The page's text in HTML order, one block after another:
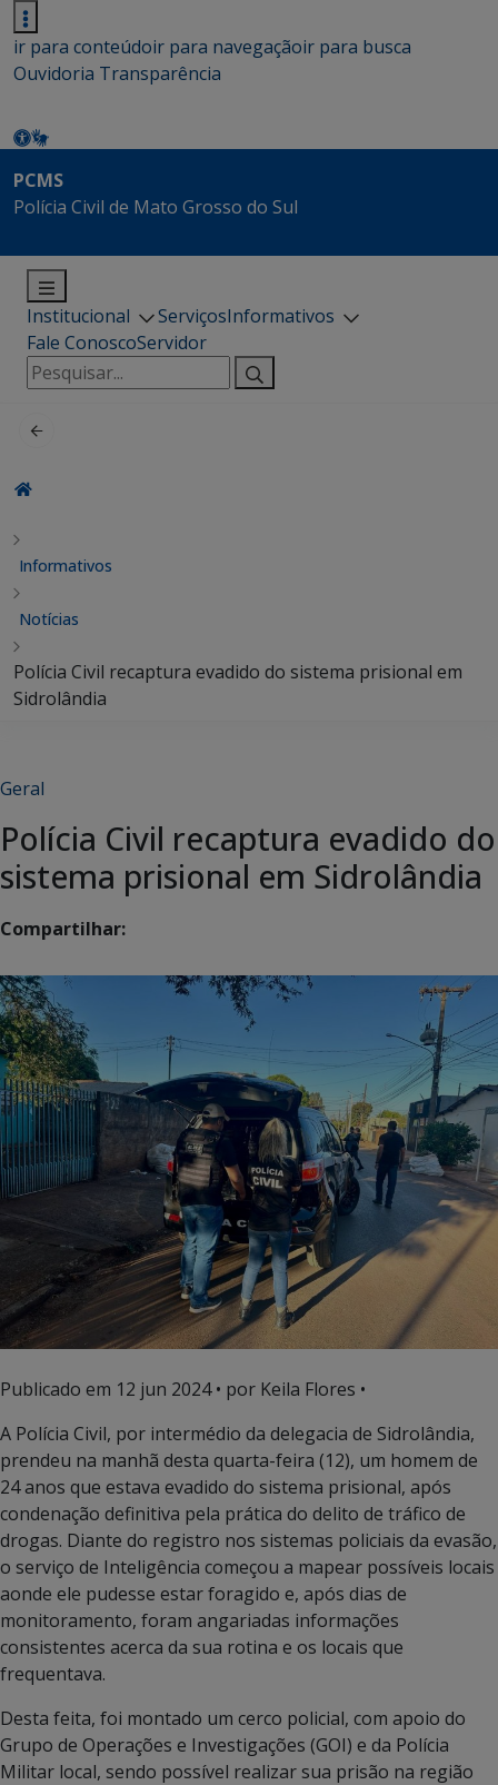
ir para conteúdoir para navegaçãoir para busca
Ouvidoria Transparência
PCMS
Polícia Civil de Mato Grosso do Sul
Institucional ServiçosInformativos
Fale ConoscoServidor
Pesquisar
por:
Informativos
Notícias
Polícia Civil recaptura evadido do sistema prisional em
Sidrolândia
Geral
Polícia Civil recaptura evadido do
sistema prisional em Sidrolândia
Compartilhar:
Publicado em 12 jun 2024• por Keila Flores •
A Polícia Civil, por intermédio da delegacia de Sidrolândia,
prendeu na manhã desta quarta-feira (12), um homem de
24 anos que estava evadido do sistema prisional, após
condenação definitiva pela prática do delito de tráfico de
drogas. Diante do registro nos sistemas policiais da evasão,
o serviço de Inteligência começou a mapear possíveis locais
aonde ele pudesse estar foragido e, após dias de
monitoramento, foram angariadas informações
consistentes acerca da sua rotina e os locais que
frequentava.
Desta feita, foi montado um cerco policial, com apoio do
Grupo de Operações e Investigações (GOI) e da Polícia
Militar local, sendo possível realizar sua prisão na região